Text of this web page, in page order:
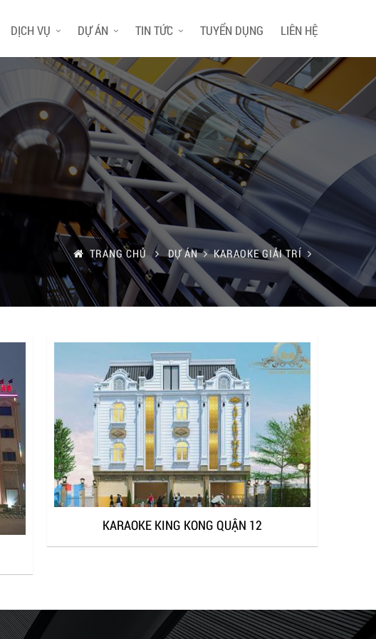
DỊCH VỤ DỰ ÁN TIN TỨC TUYỂN DỤNG LIÊN HỆ
TRANG CHỦ DỰ ÁN KARAOKE GIẢI TRÍ
KARAOKE KING KONG QUẬN 12